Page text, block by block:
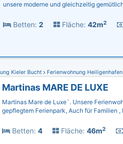
unsere moderne und gleichzeitig
Betten: 2 Fläche: 42m2
Kieler Bucht Ferienwohnung Heiligenhafen
Martinas MARE DE LUXE
Martinas Mare de Luxe`. Unsere
gepflegtem Ferienpark, Auch für Familien ,
Betten: 4 Fläche: 46m2